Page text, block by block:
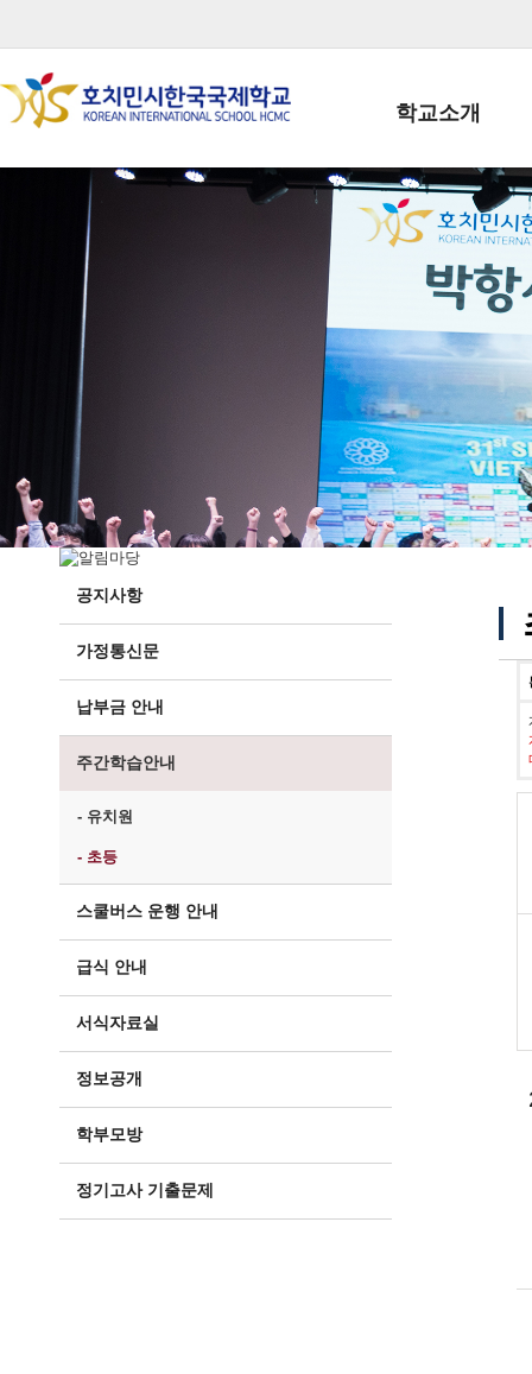
학교소개
학교장인사말
학생회장인사말
학교상징
학교 CI
교직원현황
학생현황
위치/전화
전경사진
공지사항
가정통신문
납부금 안내
주간학습안내
- 유치원
- 초등
스쿨버스 운행 안내
급식 안내
서식자료실
정보공개
학부모방
정기고사 기출문제